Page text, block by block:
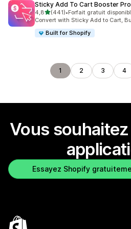
Sticky Add To Cart Booster Pro
4,8étoile(s) sur 5
(441)
441 avis au total
•Forfait gratuit
Convert with Sticky Add to Cart,
Built for Shopify
1 2 3 4
Vous
Essayez Shopify